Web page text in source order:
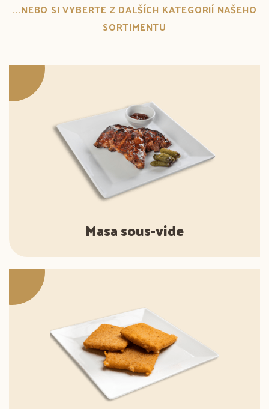
...NEBO SI VYBERTE Z DALŠÍCH KATEGORIÍ NAŠEHO
SORTIMENTU
Masa sous-vide